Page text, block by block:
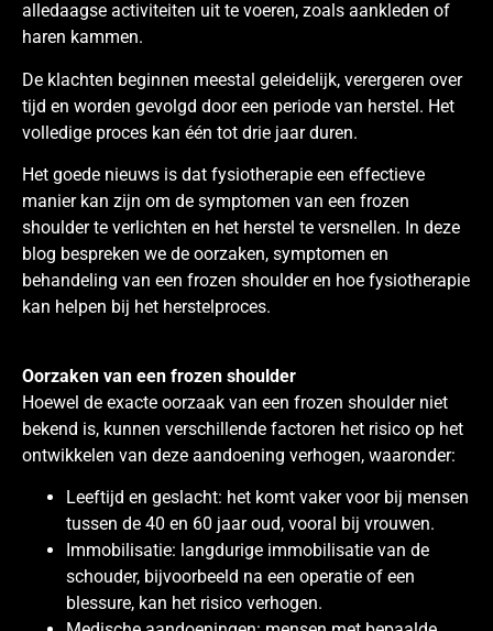
alledaagse activiteiten uit te voeren, zoals aankleden of
haren kammen.
De klachten beginnen meestal geleidelijk, verergeren over
tijd en worden gevolgd door een periode van herstel. Het
volledige proces kan één tot drie jaar duren.
Het goede nieuws is dat fysiotherapie een effectieve
manier kan zijn om de symptomen van een frozen
shoulder te verlichten en het herstel te versnellen. In deze
blog bespreken we de oorzaken, symptomen en
behandeling van een frozen shoulder en hoe fysiotherapie
kan helpen bij het herstelproces.
Oorzaken van een frozen shoulder
Hoewel de exacte oorzaak van een frozen shoulder niet
bekend is, kunnen verschillende factoren het risico op het
ontwikkelen van deze aandoening verhogen, waaronder:
Leeftijd en geslacht: het komt vaker voor bij mensen
tussen de 40 en 60 jaar oud, vooral bij vrouwen.
Immobilisatie: langdurige immobilisatie van de
schouder, bijvoorbeeld na een operatie of een
blessure, kan het risico verhogen.